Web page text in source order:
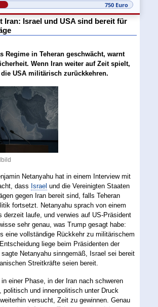
750 Euro
Iran: Israel und USA sind bereit für
Regime in Teheran geschwächt, warnt
Wenn Iran weiter auf Zeit spielt,
USA militärisch zurückkehren.
Netanyahu hat in einem Interview mit
dass Israel und die Vereinigten Staaten
gegen Iran bereit sind, falls Teheran
fortsetzt. Netanyahu sprach von einem
derzeit laufe, und verwies auf US-Präsident
sehr genau, was Trump gesagt habe:
eine vollständige Rückkehr zu militärischem
liege beim Präsidenten der
Netanyahu sinngemäß, Israel sei bereit
Streitkräfte seien bereit.
einer Phase, in der Iran nach schweren
politisch und innenpolitisch unter Druck
versucht, Zeit zu gewinnen. Genau